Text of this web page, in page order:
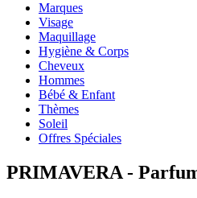
Marques
Visage
Maquillage
Hygiène & Corps
Cheveux
Hommes
Bébé & Enfant
Thèmes
Soleil
Offres Spéciales
PRIMAVERA -